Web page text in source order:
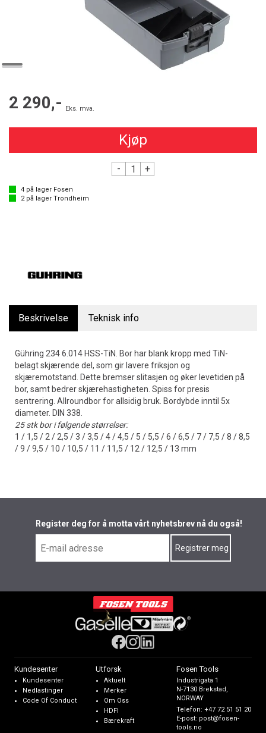
2 290,- Eks. mva.
Kjøp
- +
4 på lager Fosen
2på lager Trondheim
Beskrivelse Teknisk info
Gühring 234 6.014 HSS-TiN. Bor har blank kropp med TiN-
belagt skjærende del, som gir lavere friksjon og
skjæremotstand. Dette bremser slitasjen og øker levetiden på
bor, samt bedrer skjærehastigheten. Spiss for presis
sentrering. Allroundbor for allsidig bruk. Bordybde inntil 5x
diameter. DIN 338.
25 stk bor i følgende størrelser:
1 / 1,5 / 2 / 2,5 / 3 / 3,5 / 4 / 4,5 / 5 / 5,5 / 6 / 6,5 / 7 / 7,5 / 8 / 8,5
/ 9 / 9,5 / 10 / 10,5 / 11 / 11,5 / 12 / 12,5 / 13 mm
Register deg for å motta vårt nyhetsbrev nå du også!
Kundesenter
Kundesenter
Nedlastinger
Code Of Conduct
Utforsk
Aktuelt
Merker
Om Oss
HDFI
Bærekraft
Fosen Tools
Industrigata 1
N-7130 Brekstad,
NORWAY
Telefon:+47 72 51 51 20
E-post: post@fosen-
tools.no